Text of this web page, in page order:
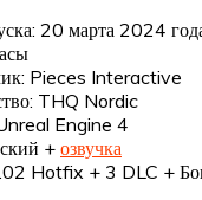
20 марта 2024
Pieces Interactive
THQ Nordic
Engine 4
+ озвучка
Hotfix + 3 DLC +